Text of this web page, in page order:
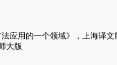
应用的一个领域》，上海译文
大版